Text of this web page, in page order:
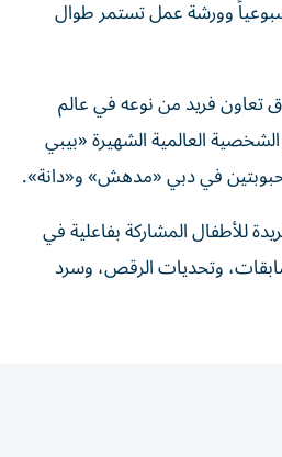
أسبوعياً وورشة عمل تستمر طوال
فريد من نوعه في عالم
العالمية الشهيرة «بيبي
في دبي «مدهش» و«دانة».
للأطفال المشاركة بفاعلية في
وتحديات الرقص، وسرد